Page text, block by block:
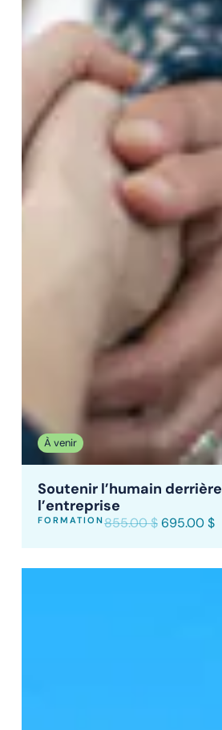
À venir
Soutenir l’humain derrière
l’entreprise
FORMATION855.00$ 695.00$